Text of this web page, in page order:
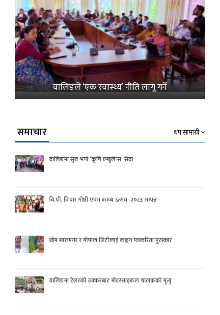
वालिङले ‘एक स्वास्थ्य’ नीति लागू गर्ने
समाचार थप सामाग्री
वालिङमा सुरु भयो ‘कृषि एम्बुलेन्स’ सेवा
बि.पी. विचार गोष्ठी एवम काव्य उत्सव- २०८३ सम्पन्न
खेम सारुमगर र गोपाल जिटीलाई कञ्चन पत्रकरिता पुरस्कार
वालिङमा टेलरको ठक्करबाट मोटरसाइकल चालकको मृत्यु